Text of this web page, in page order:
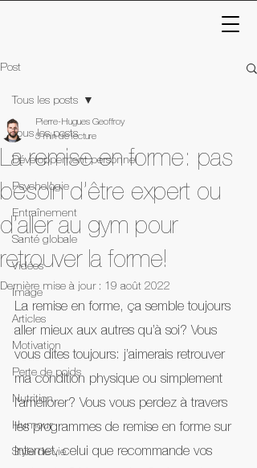
Post
Tous les posts
Développement personnel
Psychologie
Entraînement
Santé globale
Vidéos
Image
Articles
Motivation
Perte de poids
Nutrition
Humour
Style de vie
Tous les posts
La remise en forme: pas
besoin d’être expert ou
d’aller au gym pour
retrouver la forme!
Pierre-Hugues Geoffroy
5 min de lecture
Dernière mise à jour : 19 août 2022
La remise en forme, ça semble toujours
aller mieux aux autres qu’à soi? Vous
vous dites toujours: j’aimerais retrouver
ma condition physique ou simplement
l’améliorer? Vous vous perdez à travers
les programmes de remise en forme sur
Internet, celui que recommande vos